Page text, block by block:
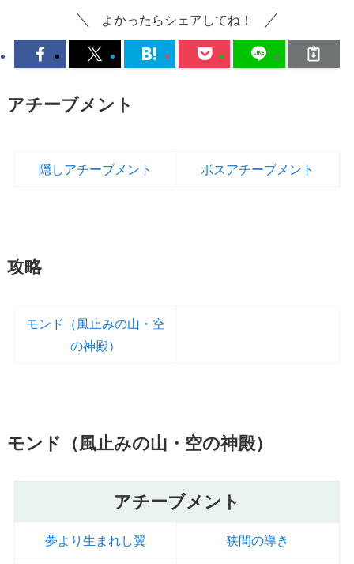
よかったらシェアしてね！
アチーブメント
隠しアチーブメント ボスアチーブメント
攻略
モンド（風止みの山・空
の神殿）
モンド（風止みの山・空の神殿）
アチーブメント
夢より生まれし翼 狭間の導き